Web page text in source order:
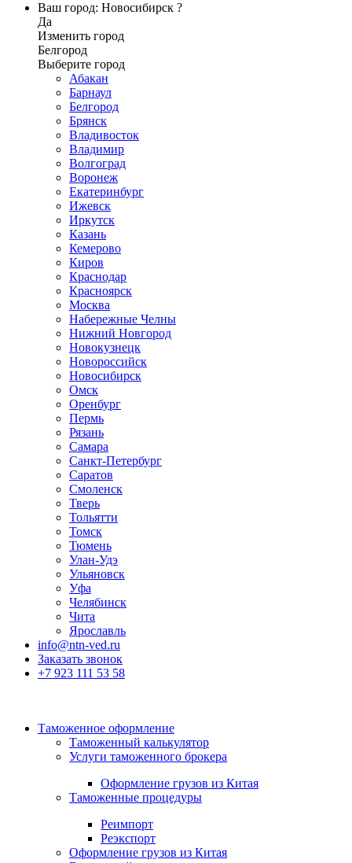
Ваш город: Новосибирск ?
Да
Изменить город
Белгород
Выберите город
Абакан
Барнаул
Белгород
Брянск
Владивосток
Владимир
Волгоград
Воронеж
Екатеринбург
Ижевск
Иркутск
Казань
Кемерово
Киров
Краснодар
Красноярск
Москва
Набережные Челны
Нижний Новгород
Новокузнецк
Новороссийск
Новосибирск
Омск
Оренбург
Пермь
Рязань
Самара
Санкт-Петербург
Саратов
Смоленск
Тверь
Тольятти
Томск
Тюмень
Улан-Удэ
Ульяновск
Уфа
Челябинск
Чита
Ярославль
info@ntn-ved.ru
Заказать звонок
+7 923 111 53 58
Таможенное оформление
Таможенный калькулятор
Услуги таможенного брокера
Оформление грузов из Китая
Таможенные процедуры
Реимпорт
Реэкспорт
Оформление грузов из Китая